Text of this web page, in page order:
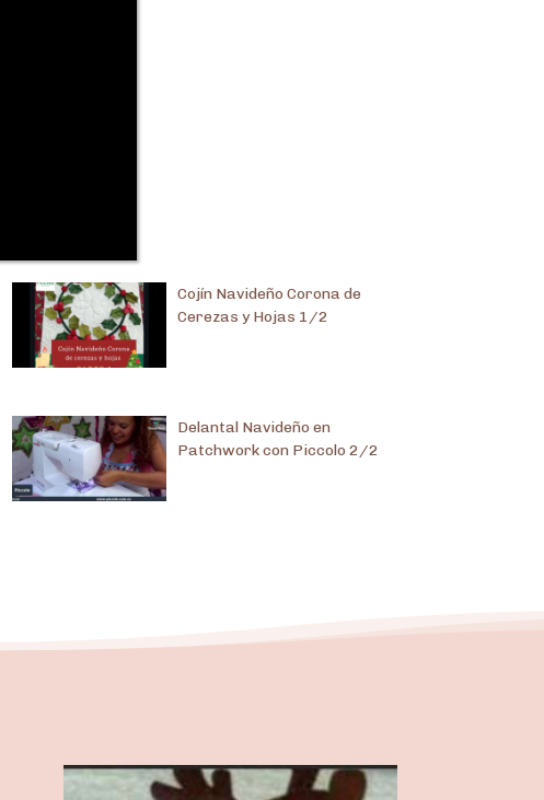
Cojín Navideño Corona de
Cerezas y Hojas 1/2
Delantal Navideño en
Patchwork con Piccolo 2/2